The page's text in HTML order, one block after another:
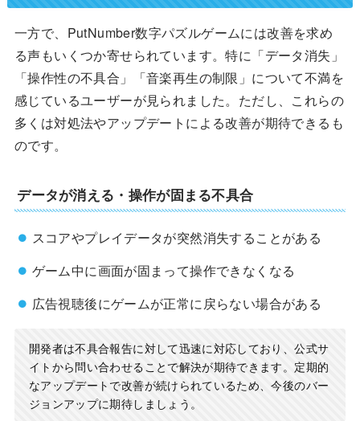
一方で、PutNumber数字パズルゲームには改善を求め
る声もいくつか寄せられています。特に「データ消失」
「操作性の不具合」「音楽再生の制限」について不満を
感じているユーザーが見られました。ただし、これらの
多くは対処法やアップデートによる改善が期待できるも
のです。
データが消える・操作が固まる不具合
スコアやプレイデータが突然消失することがある
ゲーム中に画面が固まって操作できなくなる
広告視聴後にゲームが正常に戻らない場合がある
開発者は不具合報告に対して迅速に対応しており、公式サ
イトから問い合わせることで解決が期待できます。定期的
なアップデートで改善が続けられているため、今後のバー
ジョンアップに期待しましょう。